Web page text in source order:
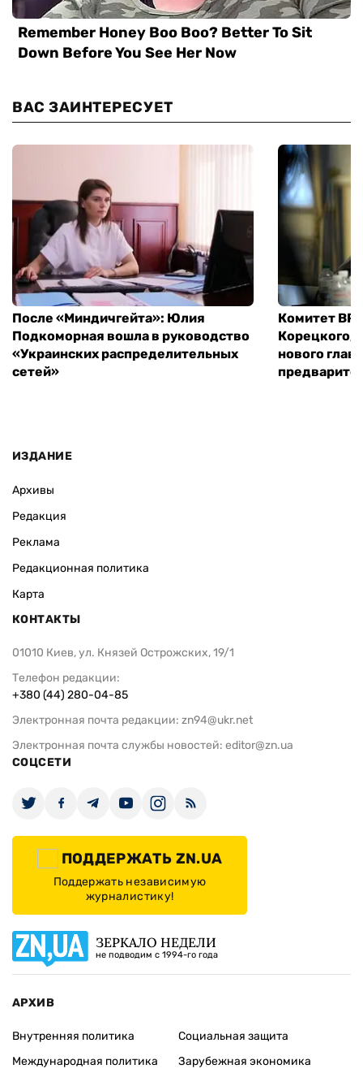
ВАС ЗАИНТЕРЕСУЕТ
После «Миндичгейта»: Юлия
Подкоморная вошла в руководство
«Украинских распределительных
сетей»
Комитет ВР
Корецкого,
нового
ИЗДАНИЕ
Архивы
Редакция
Реклама
Редакционная политика
Карта
КОНТАКТЫ
01010 Киев, ул. Князей Острожских, 19/1
Телефон редакции:
+380 (44) 280-04-85
Электронная почта редакции: zn94@ukr.net
Электронная почта службы новостей: editor@zn.ua
СОЦСЕТИ
ПОДДЕРЖАТЬ ZN.UA
Поддержать независимую
журналистику!
ЗЕРКАЛО НЕДЕЛИ
не подводим с 1994-го года
АРХИВ
Внутренняя политика
Международная политика
Социальная защита
Зарубежная экономика